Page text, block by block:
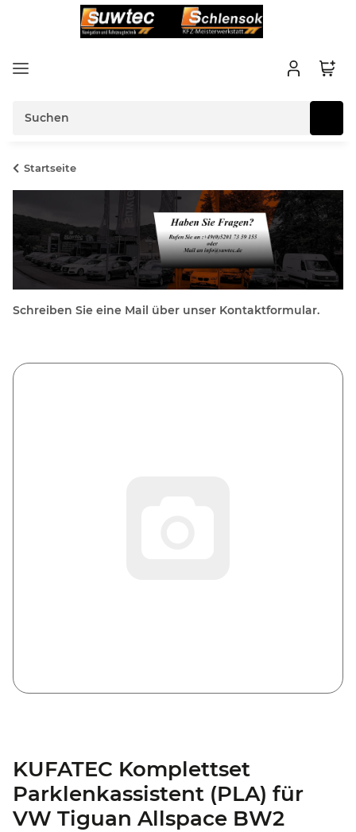
Startseite
Schreiben Sie eine Mail über unser Kontaktformular.
KUFATEC Komplettset
Parklenkassistent (PLA) für
VW Tiguan Allspace BW2